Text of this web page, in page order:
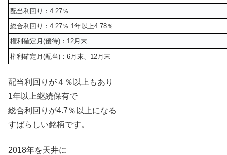
配当利回り：4.27％
総合利回り：4.27％ 1年以上4.78％
権利確定月(優待)：12月末
権利確定月(配当)：6月末、12月末
配当利回りが４％以上もあり
1年以上継続保有で
総合利回りが4.7％以上になる
すばらしい銘柄です。
2018年を天井に